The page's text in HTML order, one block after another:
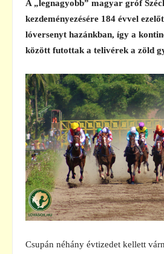
A „legnagyobb” magyar gróf
kezdeményezésére 184 évvel
lóversenyt hazánkban, így a
között futottak a telivérek a zöld
Csupán néhány évtizedet kellett